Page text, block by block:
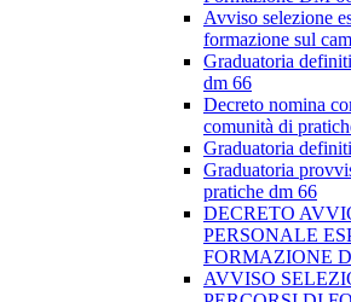
Avviso selezione
formazione sul
Graduatoria
dm 66
Decreto nomina
comunità di
Graduatoria
Graduatoria
pratiche dm 66
DECRETO
PERSONALE
FORMAZIONE
AVVISO